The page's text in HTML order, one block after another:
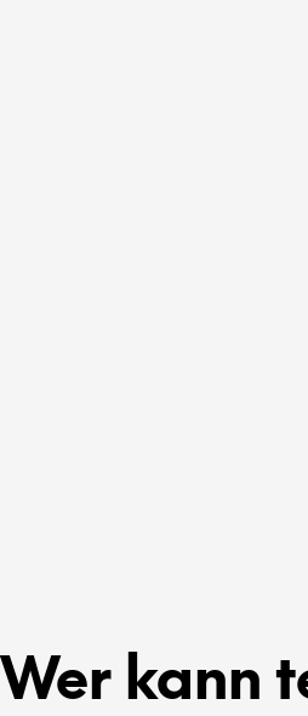
Wer kann